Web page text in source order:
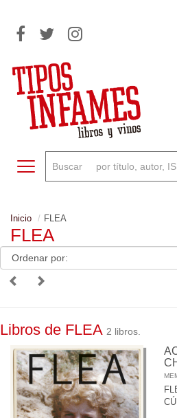
Toggle navigation
Inicio FLEA
FLEA
Libros de FLEA 2 libros.